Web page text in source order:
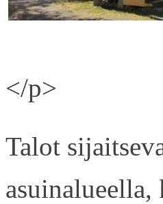
</p>
Talot
asuinalueella,